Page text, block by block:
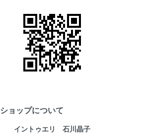
ショップについて
イントゥエリ 石川晶子